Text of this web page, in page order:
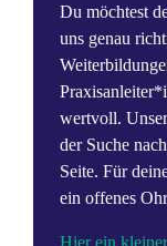
Du möchtest
uns genau
wertvoll.
der Suche
Seite. Für
ein offenes
Hier ein